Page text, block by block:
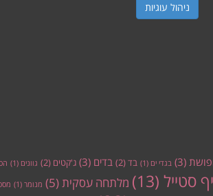
ניהול עוגיות
(3) בגדי ים (1) בד(2) בדים (3) ג'קטים (2) גוונים (1)
סטייל (13) מלתחה עסקית(5) מנומר (1)